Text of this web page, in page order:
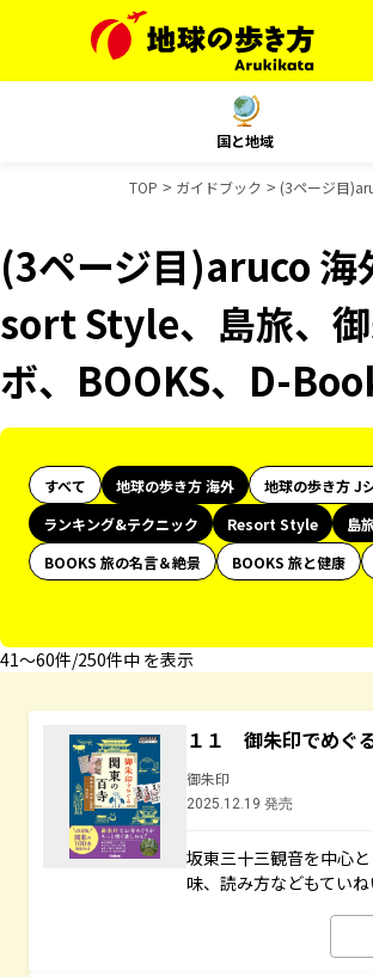
国と地域
TOP ガイドブック (3ページ目
(3ページ目)aruco 海
sort Style、島旅、
ボ、BOOKS、D-
すべて 地球の歩き方 海外 地球の歩き方 J
ランキング&テクニック
Resort Style 島
BOOKS 旅の名言＆絶景
BOOKS 旅と健康
41〜60件/250件中 を表示
１１ 御朱印でめぐ
御朱印
2025.12.19 発売
坂東三十三観音を中心
味、読み方などもていね